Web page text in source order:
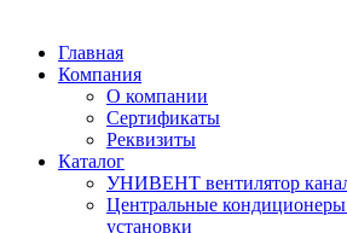
Главная
Компания
О компании
Сертификаты
Реквизиты
Каталог
УНИВЕНТ вентилятор
Центральные
установки